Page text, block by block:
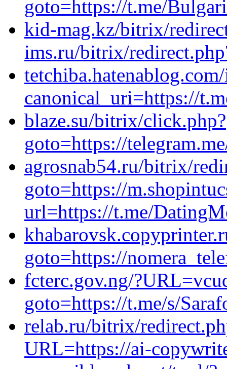
goto=https://t.me/
kid-mag.kz/bitrix/
ims.ru/bitrix/
canonical_uri=https://
blaze.su/bitrix/click.php?
goto=https://
agrosnab54.ru/bitrix/
goto=https://
url=https://t.me/
goto=https://
fcterc.gov.ng/
goto=https://t.me/s/
relab.ru/bitrix/
URL=https://ai-